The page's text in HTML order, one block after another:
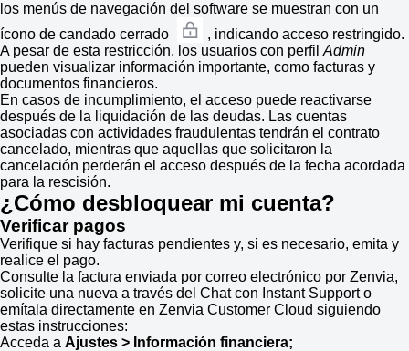
los menús de navegación del software se muestran con un
ícono de candado cerrado
, indicando acceso restringido.
A pesar de esta restricción, los usuarios con perfil Admin
pueden visualizar información importante, como facturas y
documentos financieros.
En casos de incumplimiento, el acceso puede reactivarse
después de la liquidación de las deudas. Las cuentas
asociadas con actividades fraudulentas tendrán el contrato
cancelado, mientras que aquellas que solicitaron la
cancelación perderán el acceso después de la fecha acordada
para la rescisión.
¿Cómo desbloquear mi cuenta?
Verificar pagos
Verifique si hay facturas pendientes y, si es necesario, emita y
realice el pago.
Consulte la factura enviada por correo electrónico por Zenvia,
solicite una nueva a través del Chat con Instant Supporto
emítala directamente en Zenvia Customer Cloud siguiendo
estas instrucciones:
Acceda a Ajustes > Información financiera;